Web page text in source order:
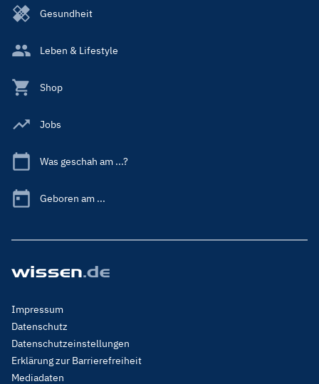
Gesundheit
Leben & Lifestyle
Shop
Jobs
Was geschah am ...?
Geboren am ...
Footer
Menu
Legal
Impressum
Datenschutz
Datenschutzeinstellungen
Erklärung zur Barrierefreiheit
Mediadaten